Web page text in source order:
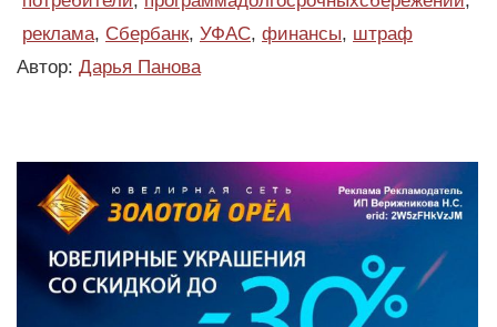
реклама, Сбербанк, УФАС, финансы, штраф
Автор: Дарья Панова